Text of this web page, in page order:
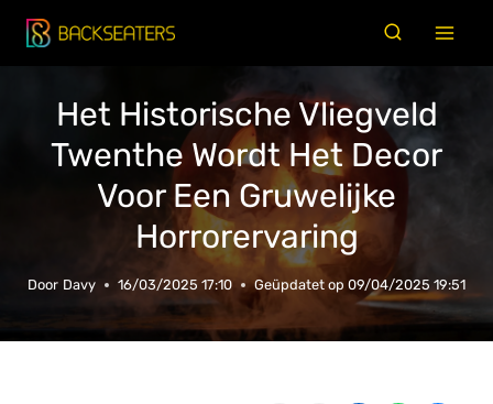
Doorgaan
naar
Het Historische Vliegveld
Twenthe Wordt Het Decor
Voor Een Gruwelijke
Horrorervaring
Door Davy 16/03/2025 17:10 Geüpdatet op 09/04/2025 19:51